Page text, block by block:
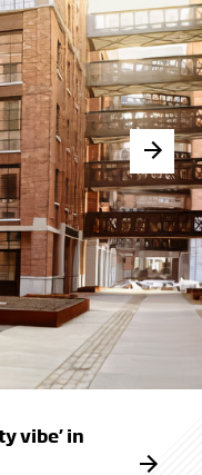
vibe’ in